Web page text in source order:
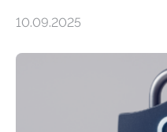
sich CAVECORE – ein
koordiniert wird. Ab dem
über einen Zeitraum von
Promovierende im
kognitiven Robotern
10.09.2025